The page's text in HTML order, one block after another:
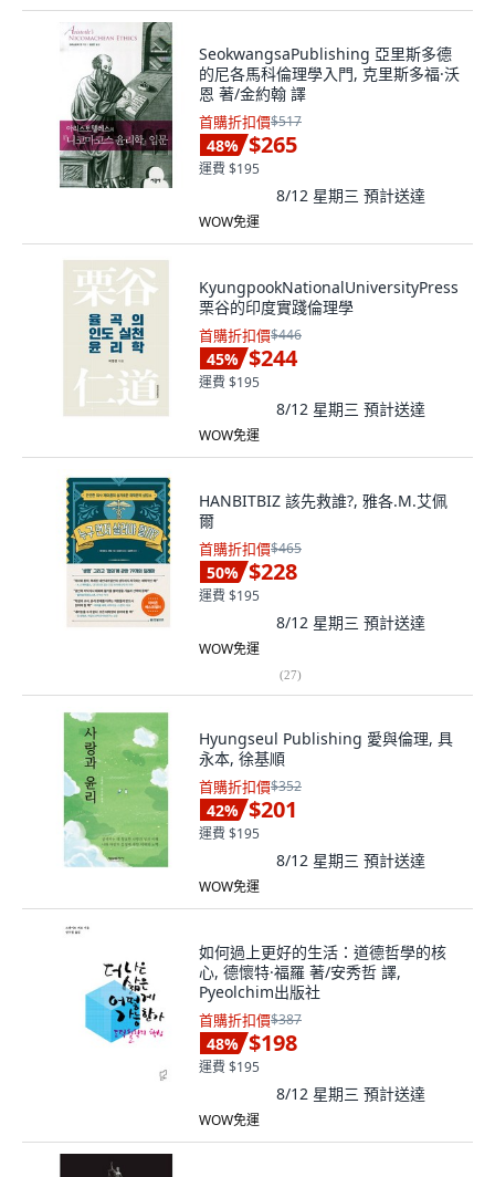
SeokwangsaPublishing 亞里斯多德
的尼各馬科倫理學入門, 克里斯多福·沃
恩 著/金約翰 譯
首購折扣價$517
48% $265
運費 $195
8/12 星期三 預計送達
WOW免運
KyungpookNationalUniversityPress
栗谷的印度實踐倫理學
首購折扣價$446
45% $244
運費 $195
8/12 星期三 預計送達
WOW免運
HANBITBIZ 該先救誰?, 雅各.M.艾佩
爾
首購折扣價$465
50% $228
運費 $195
8/12 星期三 預計送達
WOW免運
(27)
Hyungseul Publishing 愛與倫理, 具
永本, 徐基順
首購折扣價$352
42% $201
運費 $195
8/12 星期三 預計送達
WOW免運
如何過上更好的生活：道德哲學的核
心, 德懷特·福羅 著/安秀哲 譯,
Pyeolchim出版社
首購折扣價$387
48% $198
運費 $195
8/12 星期三 預計送達
WOW免運